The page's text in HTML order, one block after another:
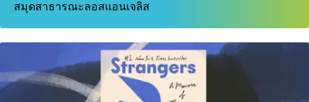
สมุดสาธารณะลอสแอนเจลิส